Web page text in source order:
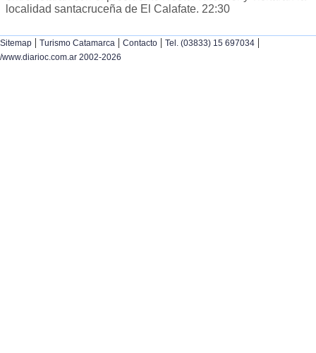
localidad santacruceña de El Calafate. 22:30
Sitemap | Turismo Catamarca | Contacto | Tel. (03833) 15 697034 |
/www.diarioc.com.ar 2002-2026